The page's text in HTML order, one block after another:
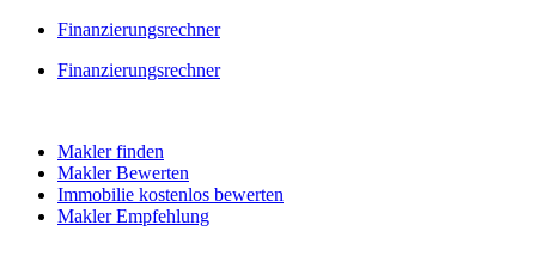
Skip
content
Finanzierungsrechner
Finanzierungsrechner
Makler finden
Makler Bewerten
Immobilie kostenlos bewerten
Makler Empfehlung